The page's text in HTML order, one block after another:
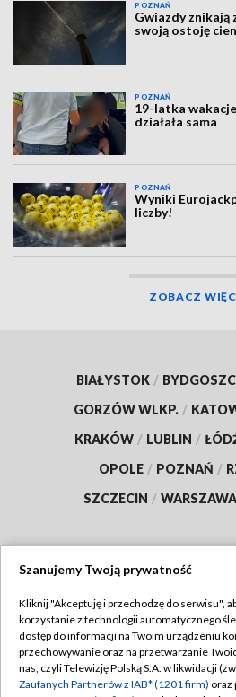
POZNAŃ
Gwiazdy znikają
swoją ostoję
POZNAŃ
19-latka
działała sama
POZNAŃ
Wyniki
liczby!
ZOBACZ
BIAŁYSTOK /
GORZÓW WLKP. /
KRAKÓW / LUBLIN /
OPOLE / POZNAŃ /
SZCZECIN / WARSZAWA
TVP
Abonament TVP
Emisja w TVP
Regulamin
Polityka
Szanujemy Twoją prywatność
Kliknij "Akceptuję i przechodzę do serwisu",
korzystanie z technologii automatycznego
dostęp do informacji na Twoim urządzeniu
przechowywanie oraz na przetwarzanie
nas, czyli Telewizję Polską S.A. w likwidacji
Zaufanych Partnerów z IAB* (1201 firm) oraz